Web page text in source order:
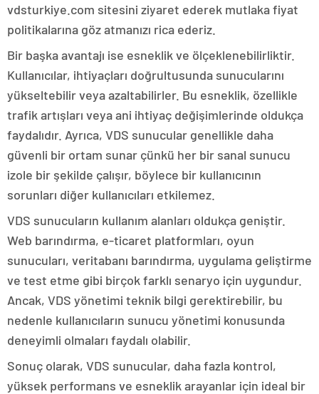
vdsturkiye.com sitesini ziyaret ederek mutlaka fiyat
politikalarına göz atmanızı rica ederiz.
Bir başka avantajı ise esneklik ve ölçeklenebilirliktir.
Kullanıcılar, ihtiyaçları doğrultusunda sunucularını
yükseltebilir veya azaltabilirler. Bu esneklik, özellikle
trafik artışları veya ani ihtiyaç değişimlerinde oldukça
faydalıdır. Ayrıca, VDS sunucular genellikle daha
güvenli bir ortam sunar çünkü her bir sanal sunucu
izole bir şekilde çalışır, böylece bir kullanıcının
sorunları diğer kullanıcıları etkilemez.
VDS sunucuların kullanım alanları oldukça geniştir.
Web barındırma, e-ticaret platformları, oyun
sunucuları, veritabanı barındırma, uygulama geliştirme
ve test etme gibi birçok farklı senaryo için uygundur.
Ancak, VDS yönetimi teknik bilgi gerektirebilir, bu
nedenle kullanıcıların sunucu yönetimi konusunda
deneyimli olmaları faydalı olabilir.
Sonuç olarak, VDS sunucular, daha fazla kontrol,
yüksek performans ve esneklik arayanlar için ideal bir